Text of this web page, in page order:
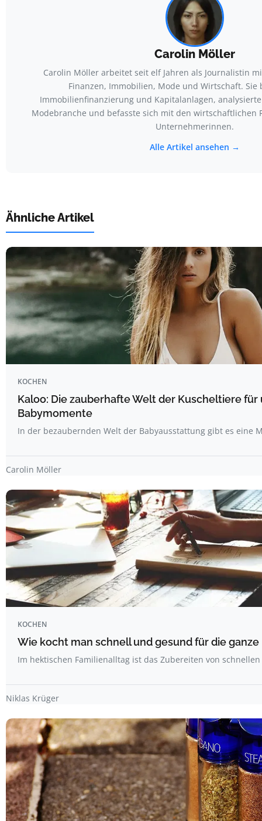
Carolin Möller
Carolin Möller arbeitet seit elf Jahren als Journalistin
Finanzen, Immobilien, Mode und Wirtschaft.
Immobilienfinanzierung und Kapitalanlagen,
Modebranche und befasste sich mit den wirtschaftlichen
Unternehmerinnen.
Alle Artikel ansehen →
Ähnliche Artikel
KOCHEN
Kaloo: Die zauberhafte Welt der Kuscheltiere
Babymomente
In der bezaubernden Welt der Babyausstattung gibt es eine
Carolin Möller
KOCHEN
Wie kocht man schnell und gesund für die ganze
Im hektischen Familienalltag ist das Zubereiten von
Niklas Krüger